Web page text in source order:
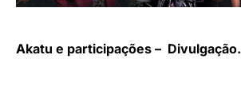
Akatu e participações – Divulgação.